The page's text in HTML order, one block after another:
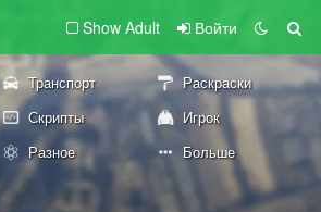
Show Adult Войти
Транспорт
Раскраски
Скрипты
Игрок
Разное Больше